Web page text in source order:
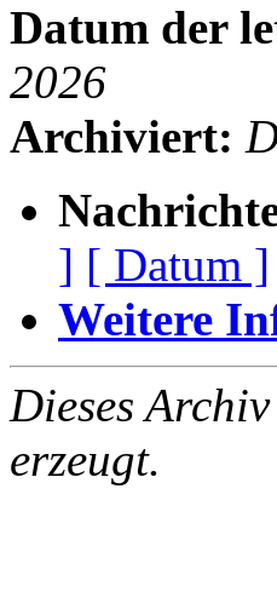
Datum der
2026
Archiviert:
] [ Datum ]
Weitere
Dieses
erzeugt.